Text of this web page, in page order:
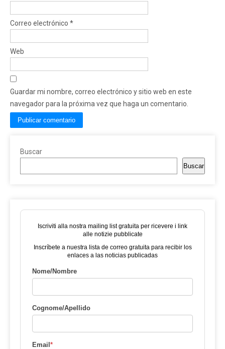
Correo electrónico *
Web
Guardar mi nombre, correo electrónico y sitio web en este
navegador para la próxima vez que haga un comentario.
Buscar
Buscar
Iscriviti alla nostra mailing list gratuita per ricevere i link
alle notizie pubblicate
Inscríbete a nuestra lista de correo gratuita para recibir los
enlaces a las noticias publicadas
Nome/Nombre
Cognome/Apellido
Email*